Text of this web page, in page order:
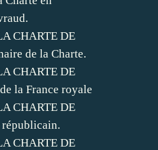
CHARTE DE
de la Charte.
CHARTE DE
la France royale
CHARTE DE
CHARTE DE